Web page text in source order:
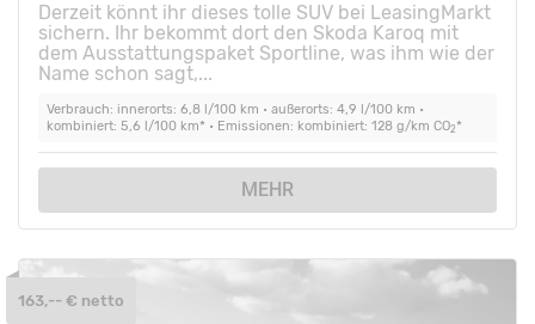
Derzeit könnt ihr dieses tolle SUV bei LeasingMarkt
sichern. Ihr bekommt dort den Skoda Karoq mit
dem Ausstattungspaket Sportline, was ihm wie der
Name schon sagt,...
Verbrauch: innerorts: 6,8 l/100 km • außerorts: 4,9 l/100 km •
kombiniert: 5,6 l/100 km* • Emissionen: kombiniert: 128 g/km CO2*
MEHR
163,-- € netto